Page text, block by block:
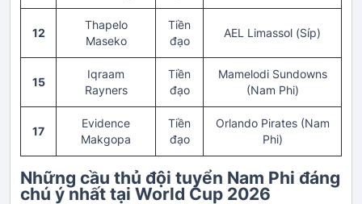
12
Thapelo
Maseko
Tiền
đạo
AEL Limassol (Síp)
15
Iqraam
Rayners
Tiền
đạo
Mamelodi Sundowns
(Nam Phi)
17
Evidence
Makgopa
Tiền
đạo
Orlando Pirates (Nam
Phi)
Những cầu thủ đội tuyển Nam Phi đáng
chú ý nhất tại World Cup 2026